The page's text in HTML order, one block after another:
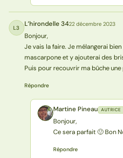
L3 L’hirondelle 3422 décembre 2023
Bonjour,
Je vais la faire. Je mélangerai
mascarpone et y ajouterai des
Puis pour recouvrir ma bûche
Répondre
MP Martine Pineau AUTRICE
Bonjour,
Ce sera parfait 🙂 Bon
Répondre